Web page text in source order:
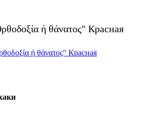
ή θάνατος" Красная